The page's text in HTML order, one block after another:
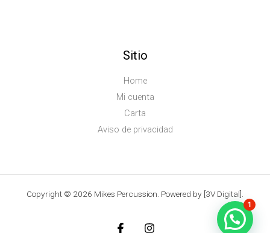
Sitio
Home
Mi cuenta
Carta
Aviso de privacidad
Copyright © 2026 Mikes Percussion. Powered by [3V Digital].
1